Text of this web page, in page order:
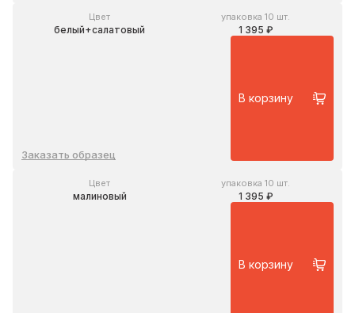
Цвет
белый+салатовый
упаковка 10 шт.
1 395 ₽
Заказать образец
В корзину
Цвет
малиновый
упаковка 10 шт.
1 395 ₽
В корзину